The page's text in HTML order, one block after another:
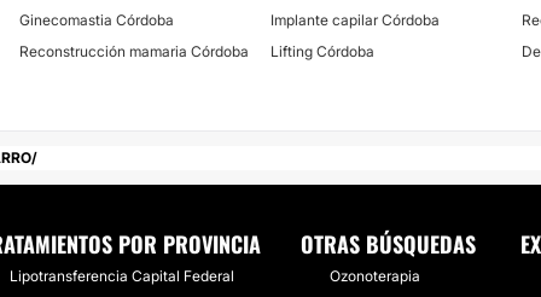
Ginecomastia Córdoba
Implante capilar Córdoba
Reconstrucción mamaria Córdoba
Lifting Córdoba
POR PROVINCIA
Lipotransferencia Capital Federal
OTRAS BÚSQUEDAS
Ozonoterapia